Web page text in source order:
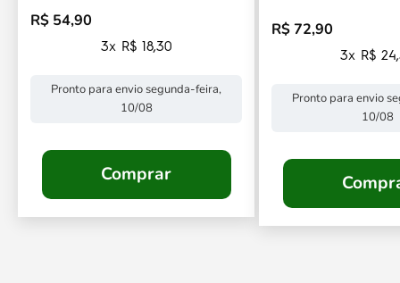
Preço promocional
R$ 54,90
3x R$ 18,30
Pronto para envio segunda-feira,
10/08
Comprar
Preço promocional
R$ 72,90
3x R$
Pronto para envio
10/08